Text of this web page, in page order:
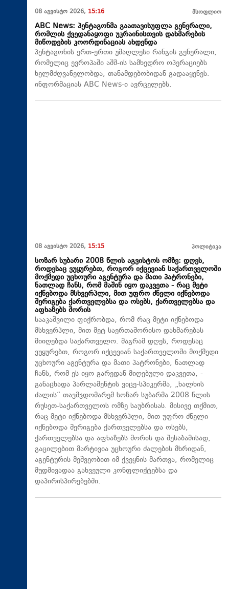
08 აგვისტო 2026, 15:16 მსოფლიო
ABC News: პენტაგონმა გაათავისუფლა გენერალი,
რომლის ქვედანაყოფი უკრაინისთვის დახმარების
მიწოდების კოორდინაციას ახდენდა
პენტაგონის ერთ-ერთი უმაღლესი რანგის გენერალი,
რომელიც ევროპაში აშშ-ის სამხედრო ოპერაციებს
ხელმძღვანელობდა, თანამდებობიდან გადააყენეს.
ინფორმაციას ABC News-ი ავრცელებს.
08 აგვისტო 2026, 15:15 პოლიტიკა
სოზარ სუბარი 2008 წლის აგვისტოს ომზე: დღეს,
როდესაც ვუყურებთ, როგორ იქცევიან საქართველოში
მოქმედი უცხოური აგენტურა და მათი პატრონები,
ნათლად ჩანს, რომ მაშინ იყო დაკვეთა - რაც მეტი
იქნებოდა მსხვერპლი, მით უფრო ძნელი იქნებოდა
შერიგება ქართველებსა და ოსებს, ქართველებსა და
აფხაზებს შორის
სააკაშვილი ფიქრობდა, რომ რაც მეტი იქნებოდა
მსხვერპლი, მით მეტ საერთაშორისო დახმარებას
მიიღებდა საქართველო. მაგრამ დღეს, როდესაც
ვუყურებთ, როგორ იქცევიან საქართველოში მოქმედი
უცხოური აგენტურა და მათი პატრონები, ნათლად
ჩანს, რომ ეს იყო გარედან მიღებული დაკვეთა, -
განაცხადა პარლამენტის ვიცე-სპიკერმა, „ხალხის
ძალის“ თავმჯდომარემ სოზარ სუბარმა 2008 წლის
რუსეთ-საქართველოს ომზე საუბრისას. მისივე თქმით,
რაც მეტი იქნებოდა მსხვერპლი, მით უფრო ძნელი
იქნებოდა შერიგება ქართველებსა და ოსებს,
ქართველებსა და აფხაზებს შორის და შესაბამისად,
გაცილებით მარტივია უცხოური ძალების მხრიდან,
აგენტურის მეშვეობით იმ ქვეყნის მართვა, რომელიც
მუდმივადაა გახვეული კონფლიქტებსა და
დაპირისპირებებში.